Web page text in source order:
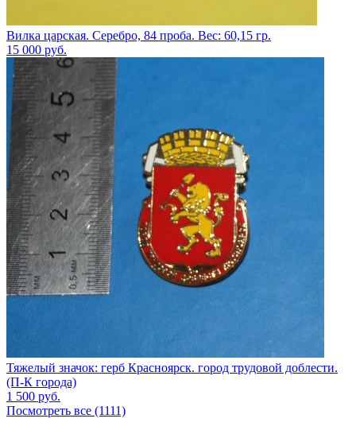
Вилка царская. Серебро, 84 проба. Вес: 60,15 гр.
15 000 руб.
Тяжелый значок: герб Красноярск. город трудовой доблести.
(П-К города)
1 500 руб.
Посмотреть все (1111)